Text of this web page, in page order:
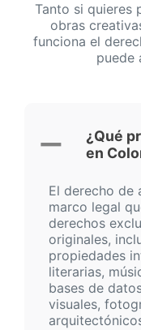
Tanto si quieres
obras
funciona el
puede
¿Qué
en
El derecho de
marco legal
derechos
originales,
propiedades
literarias,
bases de
visuales,